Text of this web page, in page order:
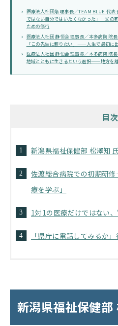
医療法人社団焔 理事長／TEAM BLUE 代
ではない自分ではいたくなかった」―父の
ための修行
医療法人社団 静恒会 理事長／本多病院 院
「この先生に頼りたい」——人生で最初に
医療法人社団 静恒会 理事長／本多病院 院
地域とともに生きるという選択——地方を
目次
新潟県福祉保健部 松澤知
佐渡総合病院での初期研修
療を学ぶ」
1対1の医療だけではない
「県庁に電話してみるか」
新潟県福祉保健部